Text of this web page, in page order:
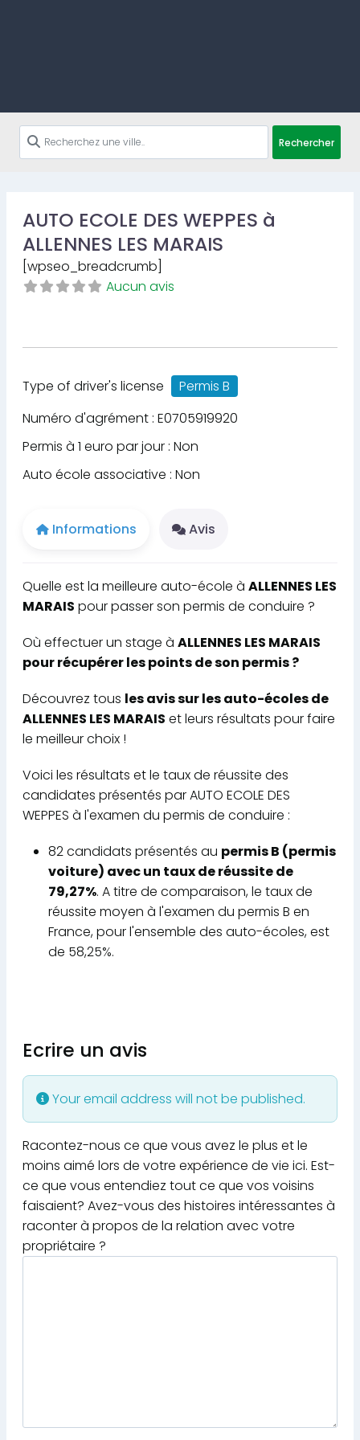
Rechercher
AUTO ECOLE DES WEPPES à
ALLENNES LES MARAIS
[wpseo_breadcrumb]
Aucun avis
Type of driver's license
Permis B
Numéro d'agrément : E0705919920
Permis à 1 euro par jour : Non
Auto école associative : Non
Informations Avis
Quelle est la meilleure auto-école à ALLENNES LES
MARAIS pour passer son permis de conduire ?
Où effectuer un stage à ALLENNES LES MARAIS
pour récupérer les points de son permis ?
Découvrez tous les avis sur les auto-écoles de
ALLENNES LES MARAIS et leurs résultats pour faire
le meilleur choix !
Voici les résultats et le taux de réussite des
candidates présentés par AUTO ECOLE DES
WEPPES à l'examen du permis de conduire :
82 candidats présentés au permis B (permis
voiture) avec un taux de réussite de
79,27%. A titre de comparaison, le taux de
réussite moyen à l'examen du permis B en
France, pour l'ensemble des auto-écoles, est
de 58,25%.
Ecrire un avis
Your email address will not be published.
Racontez-nous ce que vous avez le plus et le
moins aimé lors de votre expérience de vie ici. Est-
ce que vous entendiez tout ce que vos voisins
faisaient? Avez-vous des histoires intéressantes à
raconter à propos de la relation avec votre
propriétaire ?